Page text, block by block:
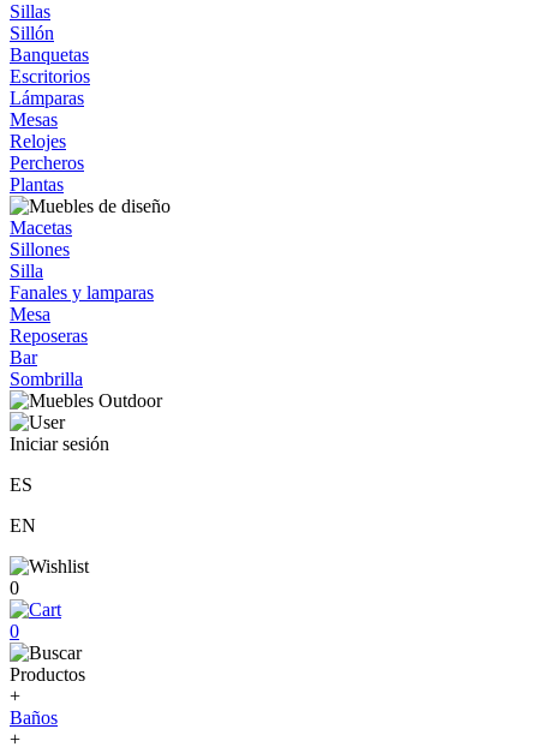
Sillas
Sillón
Banquetas
Escritorios
Lámparas
Mesas
Relojes
Percheros
Plantas
Macetas
Sillones
Silla
Fanales y lamparas
Mesa
Reposeras
Bar
Sombrilla
Iniciar sesión
ES
EN
0
0
Productos
+
Baños
+